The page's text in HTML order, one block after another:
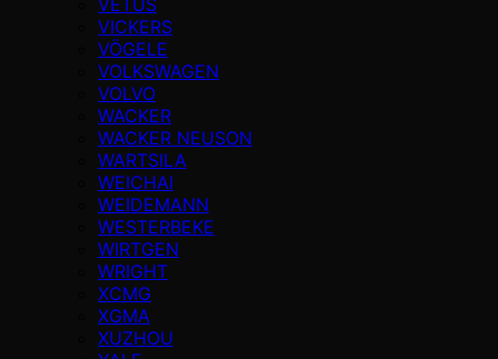
VICKERS
VÖGELE
VOLKSWAGEN
VOLVO
WACKER
WACKER NEUSON
WARTSILA
WEICHAI
WEIDEMANN
WESTERBEKE
WIRTGEN
WRIGHT
XCMG
XGMA
XUZHOU